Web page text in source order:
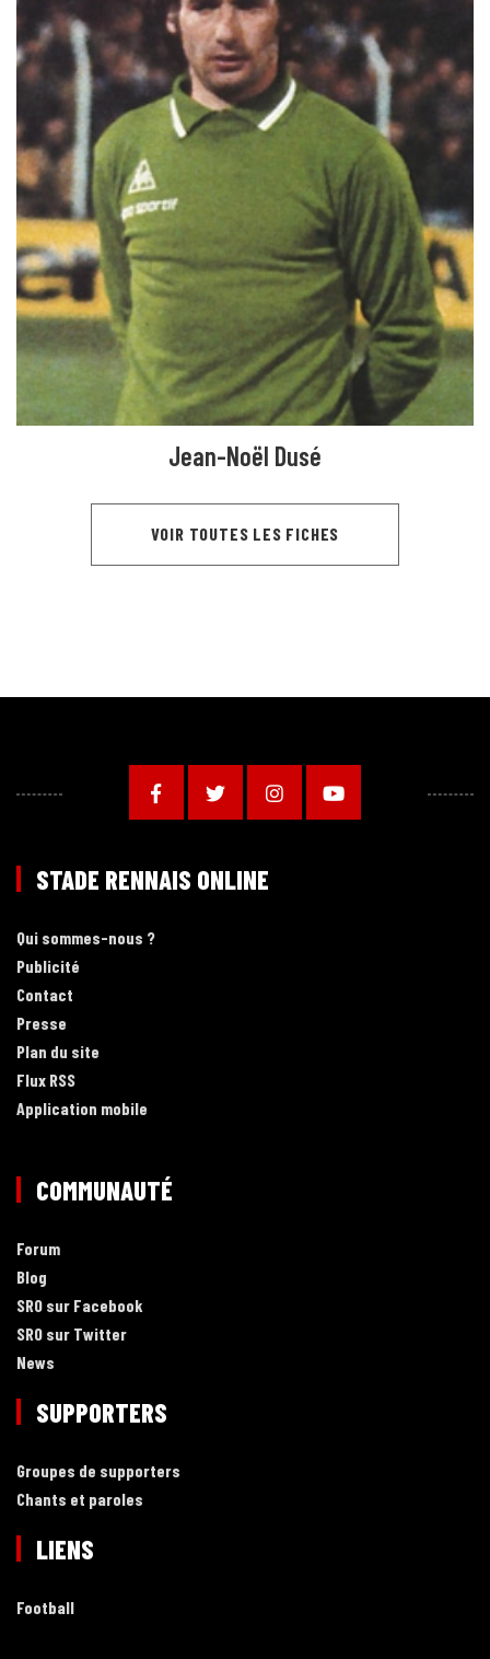
Jean-Noël Dusé
VOIR TOUTES LES FICHES
STADE RENNAIS ONLINE
Qui sommes-nous ?
Publicité
Contact
Presse
Plan du site
Flux RSS
Application mobile
COMMUNAUTÉ
Forum
Blog
SRO sur Facebook
SRO sur Twitter
News
SUPPORTERS
Groupes de supporters
Chants et paroles
LIENS
Football